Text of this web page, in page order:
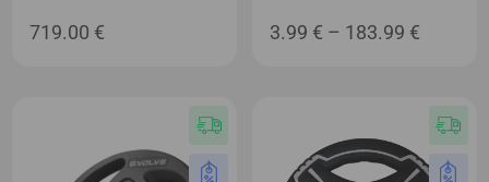
719.00 € 3.99 € – 183.99 €